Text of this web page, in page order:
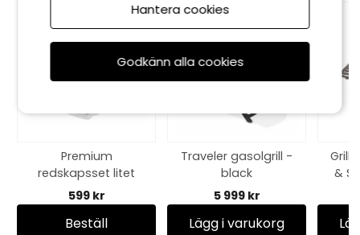
Premium
redskapsset litet
599 kr
Beställ
Traveler gasolgrill -
black
5 999 kr
Lägg i varukorg
&
Hantera cookies
Godkänn alla cookies